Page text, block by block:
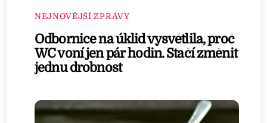
NEJNOVĚJŠÍ ZPRÁVY
Odbornice na úklid vysvětlila, proč
WC voní jen pár hodin. Stačí změnit
jednu drobnost